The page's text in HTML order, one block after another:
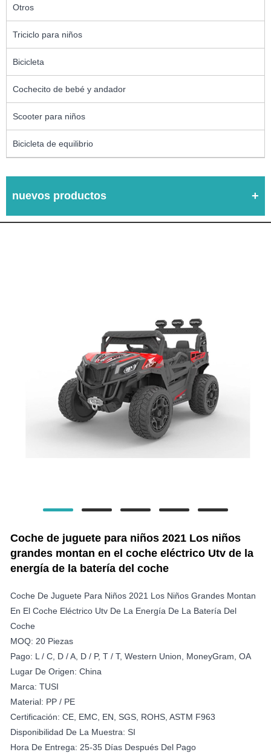
Otros
Triciclo para niños
Bicicleta
Cochecito de bebé y andador
Scooter para niños
Bicicleta de equilibrio
nuevos productos
Coche de juguete para niños 2021 Los niños
grandes montan en el coche eléctrico Utv de la
energía de la batería del coche
Coche De Juguete Para Niños 2021 Los Niños Grandes Montan
En El Coche Eléctrico Utv De La Energía De La Batería Del
Coche
MOQ: 20 Piezas
Pago: L / C, D / A, D / P, T / T, Western Union, MoneyGram, OA
Lugar De Origen: China
Marca: TUSI
Material: PP / PE
Certificación: CE, EMC, EN, SGS, ROHS, ASTM F963
Disponibilidad De La Muestra: SI
Hora De Entrega: 25-35 Días Después Del Pago